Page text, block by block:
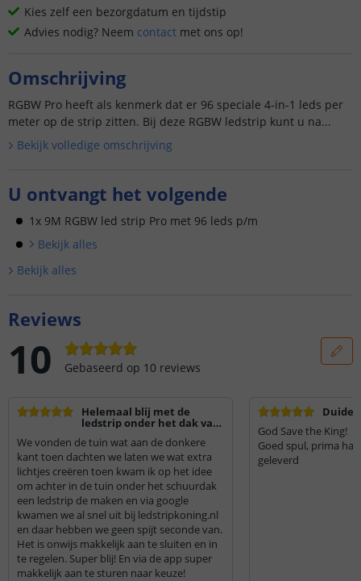
Kies zelf een bezorgdatum en tijdstip
Advies nodig? Neem contact met ons op!
Omschrijving
RGBW Pro heeft als kenmerk dat er 96 speciale 4-in-1 leds per
meter op de strip zitten. Bij deze RGBW ledstrip kunt u na...
Bekijk volledige omschrijving
U ontvangt het volgende
1x 9M RGBW led strip Pro met 96 leds p/m
Bekijk alles
Bekijk alles
Reviews
10 Gebaseerd op 10 reviews
Helemaal blij met de
ledstrip onder het dak van
We vonden de tuin wat aan de donkere
kant toen dachten we laten we wat extra
lichtjes creëren toen kwam ik op het idee
om achter in de tuin onder het schuurdak
een ledstrip de maken en via google
kwamen we al snel uit bij ledstripkoning.nl
en daar hebben we geen spijt seconde van.
Het is onwijs makkelijk aan te sluiten en in
te regelen. Super blij! En via de app super
makkelijk aan te sturen naar keuze!
God Save the King!
Goed spul, prima
geleverd